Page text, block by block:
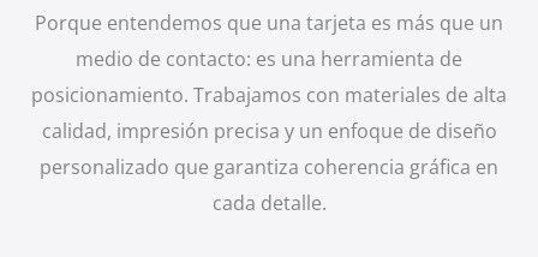
Porque entendemos que una tarjeta es más que un
medio de contacto: es una herramienta de
posicionamiento. Trabajamos con materiales de alta
calidad, impresión precisa y un enfoque de diseño
personalizado que garantiza coherencia gráfica en
cada detalle.